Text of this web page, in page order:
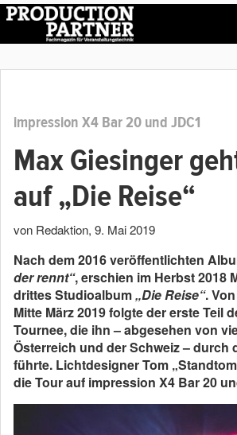
impression X4 Bar 20 und JDC1
Max Giesinger
auf „Die Reise“
von Redaktion, 9. Mai 2019
Nach dem 2016 veröffentlichten
der rennt“, erschien im Herbst 2018
drittes Studioalbum„Die Reise“.
Mitte März 2019 folgte der erste Teil
Tournee, die ihn – abgesehen von
Österreich und der Schweiz – durch
führte. Lichtdesigner Tom
die Tour auf impression X4 Bar 20